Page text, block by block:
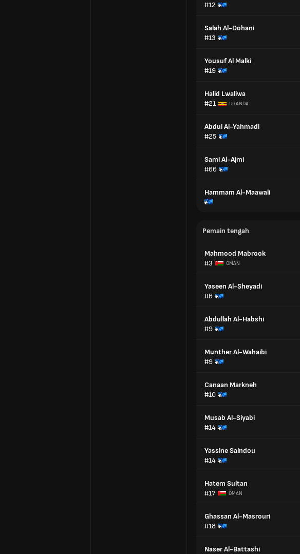
#12
Salah Al-Dohani
#13
Yousuf Al Malki
#19
Halid Lwaliwa
#21
UGANDA
Abdul Al-Yahmadi
#25
Sami Al-Ajmi
#66
Hammam Al-Maawali
Pemain tengah
Mahmood Mabrook
#3
OMAN
Yaseen Al-Sheyadi
#6
Abdullah Al-Habshi
#9
Munther Al-Wahaibi
#9
Canaan Markneh
#10
Musab Al-Siyabi
#14
Yassine Saindou
#14
Hatem Sultan
#17
OMAN
Ghassan Al-Masrouri
#18
Naser Al-Battashi